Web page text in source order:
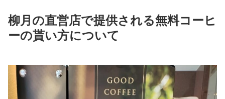
柳月の直営店で提供される無料コーヒ
ーの貰い方について